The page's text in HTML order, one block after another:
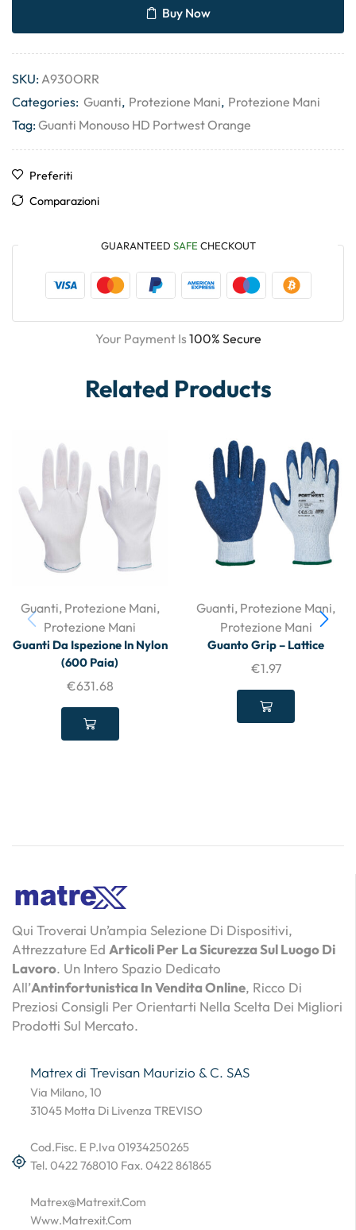
Buy Now
SKU: A930ORR
Categories: Guanti, Protezione Mani, Protezione Mani
Tag:Guanti Monouso HD Portwest Orange
Preferiti
Comparazioni
GUARANTEED SAFE CHECKOUT
Your Payment Is100% Secure
Related Products
Guanti, Protezione Mani,
Protezione Mani
Guanti Da Ispezione In Nylon
(600 Paia)
€631.68
Guanti, Protezione Mani,
Protezione Mani
Guanto Grip – Lattice
€1.97
Qui Troverai Un’ampia Selezione Di Dispositivi,
Attrezzature Ed Articoli Per La Sicurezza Sul Luogo Di
Lavoro. Un Intero Spazio Dedicato
All’Antinfortunistica In Vendita Online, Ricco Di
Preziosi Consigli Per Orientarti Nella Scelta Dei Migliori
Prodotti Sul Mercato.
Matrex di Trevisan Maurizio & C. SAS
Via Milano, 10
31045 Motta Di Livenza TREVISO
Cod.Fisc. E P.Iva 01934250265
Tel. 0422 768010 Fax. 0422 861865
Matrex@matrexit.com
Www.matrexit.com